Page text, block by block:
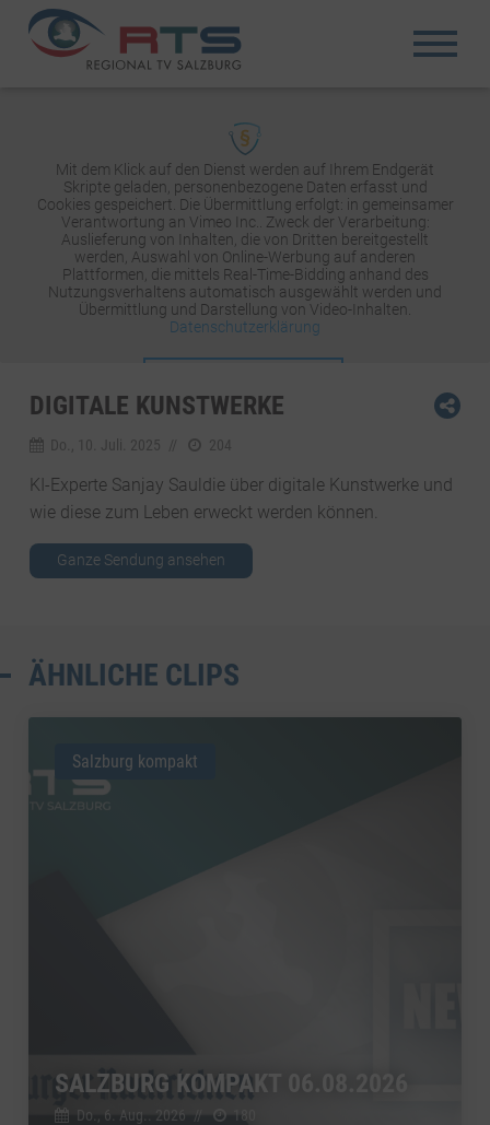
Mit dem Klick auf den Dienst werden auf Ihrem Endgerät
Skripte geladen, personenbezogene Daten erfasst und
Cookies gespeichert. Die Übermittlung erfolgt: in gemeinsamer
Verantwortung an Vimeo Inc.. Zweck der Verarbeitung:
Auslieferung von Inhalten, die von Dritten bereitgestellt
werden, Auswahl von Online-Werbung auf anderen
Plattformen, die mittels Real-Time-Bidding anhand des
Nutzungsverhaltens automatisch ausgewählt werden und
Übermittlung und Darstellung von Video-Inhalten.
Datenschutzerklärung
DIGITALE KUNSTWERKE
Do., 10. Juli. 2025 204
KI-Experte Sanjay Sauldie über digitale Kunstwerke und
wie diese zum Leben erweckt werden können.
Ganze Sendung ansehen
ÄHNLICHE CLIPS
SALZBURG KOMPAKT 06.08.2026
Do., 6. Aug.. 2026 // 180
Salzburg kompakt